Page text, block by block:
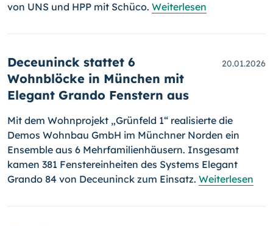
von UNS und HPP mit Schüco. Weiterlesen
Deceuninck stattet 6
Wohnblöcke in München mit
Elegant Grando Fenstern aus
20.01.2026
Mit dem Wohnprojekt „Grünfeld 1“ realisierte die
Demos Wohnbau GmbH im Münchner Norden ein
Ensemble aus 6 Mehrfamilienhäusern. Insgesamt
kamen 381 Fenstereinheiten des Systems Elegant
Grando 84 von Deceuninck zum Einsatz. Weiterlesen